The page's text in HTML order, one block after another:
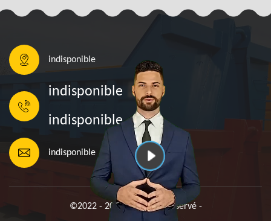
indisponible
indisponible
indisponible
indisponible
©2022 - 2026 Tout droit réservé -